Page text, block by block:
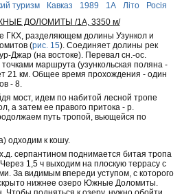
туризм Кавказ 1989 1А Літо
Росія
ДОЛОМИТЫ /1A, 3350 м/
ГКХ, разделяющем долины Узункол и
(рис. 15). Соединяет долины рек
Джар (на востоке). Перевал сн.-ос.
маршрута (узункольская поляна -
21 км. Общее время прохождения - один
- 8.
мост, идем по набитой лесной тропе
а затем ее правого притока - р.
путь тропой, вьющейся по
одходим к кошу.
серпантином поднимается битая тропа
1,5 ч выходим на плоскую террасу с
За видимым впереди уступом, с которого
нижнее озеро Южные Доломиты.